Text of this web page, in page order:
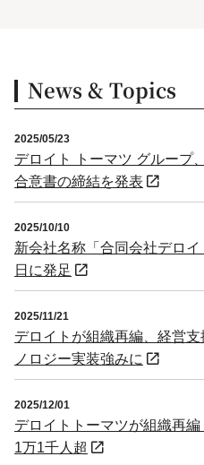
News & Topics
2025/05/23
デロイト トーマツ グループ
合意書の締結を発表
2025/10/10
新会社名称「合同会社デロ
日に発足
2025/11/21
デロイトが組織再編、経営
ノロジー実装強みに
2025/12/01
デロイトトーマツが組織再
1万1千人超